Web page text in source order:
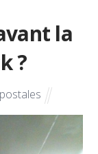
la
?